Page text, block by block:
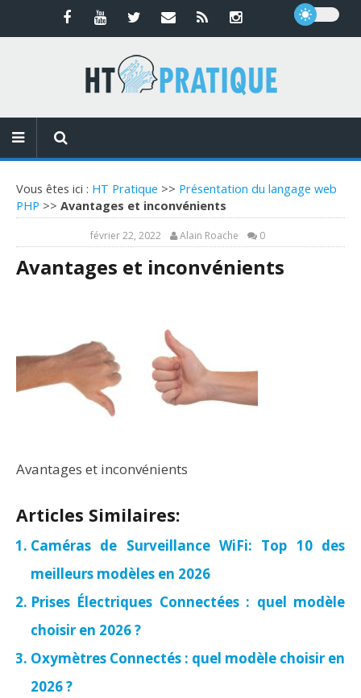
Vous êtes ici : HT Pratique >> Présentation du langage web
PHP >> Avantages et inconvénients
février 22, 2022 Alain Roache 0
Avantages et inconvénients
Avantages et inconvénients
Articles Similaires:
Caméras de Surveillance WiFi: Top 10 des
meilleurs modèles en 2026
Prises Électriques Connectées : quel modèle
choisir en 2026 ?
Oxymètres Connectés : quel modèle choisir en
2026 ?